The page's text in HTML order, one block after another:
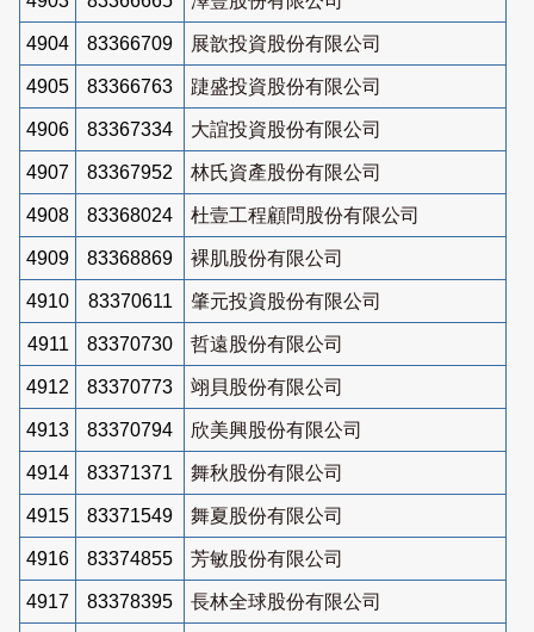
4904 83366709 展歆投資股份有限公司
4905 83366763 踕盛投資股份有限公司
4906 83367334 大誼投資股份有限公司
4907 83367952 林氏資產股份有限公司
4908 83368024 杜壹工程顧問股份有限公司
4909 83368869 裸肌股份有限公司
4910 83370611 肇元投資股份有限公司
4911 83370730 哲遠股份有限公司
4912 83370773 翊貝股份有限公司
4913 83370794 欣美興股份有限公司
4914 83371371 舞秋股份有限公司
4915 83371549 舞夏股份有限公司
4916 83374855 芳敏股份有限公司
4917 83378395 長林全球股份有限公司